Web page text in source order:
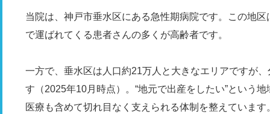
当院は、神戸市垂水区にある急性期病院です。この地
で運ばれてくる患者さんの多くが高齢者です。
一方で、垂水区は人口約21万人と大きなエリアですが
す（2025年10月時点）。“地元で出産をしたい”という
医療も含めて切れ目なく支えられる体制を整えています